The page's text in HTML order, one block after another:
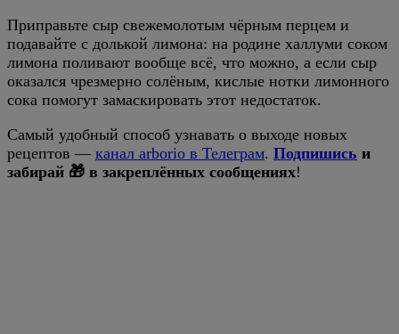
Приправьте сыр свежемолотым чёрным перцем и
подавайте с долькой лимона: на родине халлуми соком
лимона поливают вообще всё, что можно, а если сыр
оказался чрезмерно солёным, кислые нотки лимонного
сока помогут замаскировать этот недостаток.
Самый удобный способ узнавать о выходе новых
рецептов — канал arborio в Телеграм. Подпишись и
забирай 🎁 в закреплённых сообщениях!